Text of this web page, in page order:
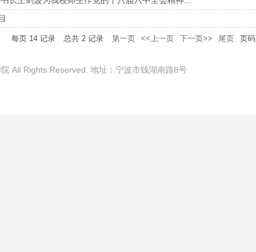
每页 14 记录 总共 2 记录 第一页 <<上一页 下一页>> 尾页 页码
All Rights Reserved. 地址：宁波市钱湖南路8号